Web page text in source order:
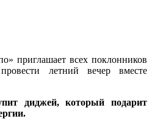
приглашает всех поклонников
летний вечер вместе
диджей, который подарит